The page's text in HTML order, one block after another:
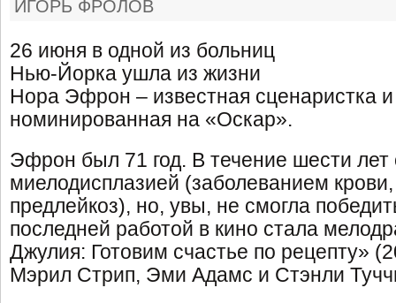
ИГОРЬ ФРОЛОВ
26 июня в одной из больниц
Нью-Йорка ушла из жизни
Нора Эфрон – известная сценаристка
номинированная на «Оскар».
Эфрон был 71 год. В течение шести лет
миелодисплазией (заболеванием
предлейкоз), но, увы, не смогла
последней работой в кино стала
Джулия: Готовим счастье по рецепту»
Мэрил Стрип, Эми Адамс и Стэнли